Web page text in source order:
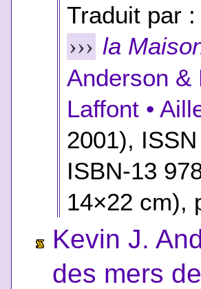
Traduit par :
››› la
Anderson &
Laffont •
2001),
ISBN-13
14×22 cm),
Kevin J.
des mers